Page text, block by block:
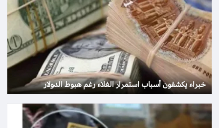
خبراء يكشفون أسباب استمرار الغلاء رغم هبوط الدولار